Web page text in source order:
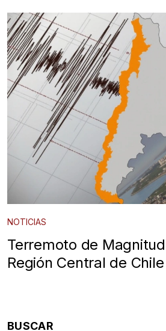
NOTICIAS
Terremoto de
Región Central de Chile
BUSCAR